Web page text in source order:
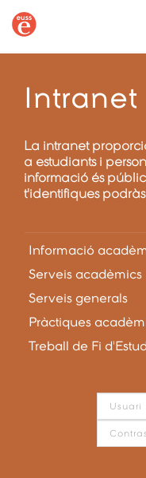
Intranet
La intranet
a estudiants i
informació és
t'identifiques
Informació
Serveis acadèmics
Serveis generals
Pràctiques
Treball de Fi